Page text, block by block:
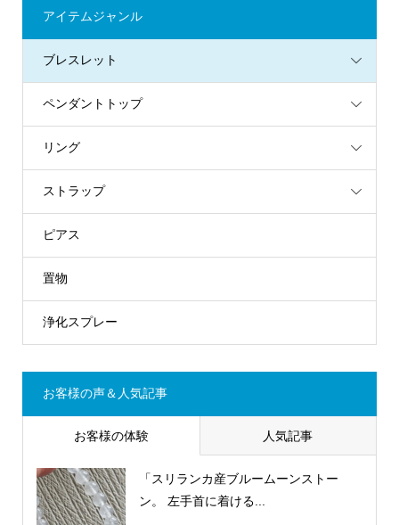
アイテムジャンル
ブレスレット
ペンダントトップ
リング
ストラップ
ピアス
置物
浄化スプレー
お客様の声＆人気記事
お客様の体験 人気記事
「スリランカ産ブルームーンストー
ン。 左手首に着ける...